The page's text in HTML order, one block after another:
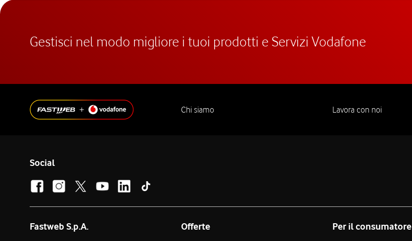
Gestisci nel modo migliore i tuoi prodotti e Servizi Vodafone
Chi siamo Lavora con noi
Social
Fastweb S.p.A. Offerte Per il consumatore